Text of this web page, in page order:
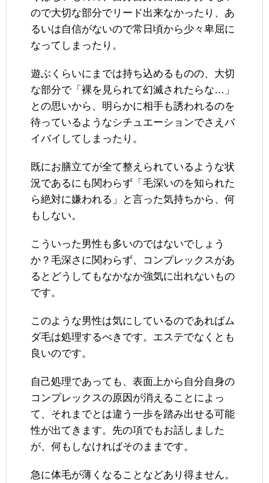
ので大切な部分でリード出来なかったり、あ
るいは自信がないので常日頃から少々卑屈に
なってしまったり。
遊ぶくらいにまでは持ち込めるものの、大切
な部分で「裸を見られて幻滅されたらな…」
との思いから、明らかに相手も誘われるのを
待っているようなシチュエーションでさえバ
イバイしてしまったり。
既にお膳立てが全て整えられているような状
況であるにも関わらず「毛深いのを知られた
ら絶対に嫌われる」と言った気持ちから、何
もしない。
こういった男性も多いのではないでしょう
か？毛深さに関わらず、コンプレックスがあ
るとどうしてもなかなか強気に出れないもの
です。
このような男性は気にしているのであればム
ダ毛は処理するべきです。エステでなくとも
良いのです。
自己処理であっても、表面上から自分自身の
コンプレックスの原因が消えることによっ
て、それまでとは違う一歩を踏み出せる可能
性が出てきます。先の項でもお話しました
が、何もしなければそのままです。
急に体毛が薄くなることなどあり得ません。